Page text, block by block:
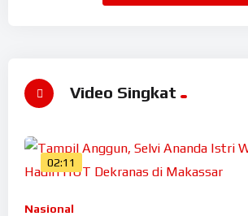
Video Singkat
02:11
Nasional